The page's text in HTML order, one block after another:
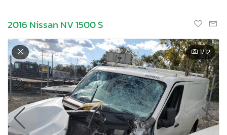
2016 Nissan NV 1500 S
1/12